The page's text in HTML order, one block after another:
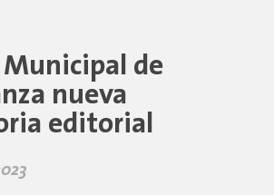
de
nueva
editorial